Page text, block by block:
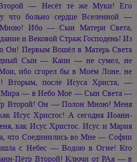
— Несёт те же Муки! Его
что больно сердце Вселенной —
Ибо — Сын Матери Света,
и Вековой Страж Господень! Из
Он! Первым Вошёл в Матерь Света
Сын — Каин — не сумел, не
ибо сгорел бы в Моём Лоне, не
Вторым, после Исуса Христа, —
Мира — в Небо Моё — Сын Света —
Второй! Он — Полон Мною! Меня
Исус Христос! А сегодня Иоанн-
как Исус Христос. Исус и Мария
что Соединились во Мне — Софии
с Небес — Водою в Огне! Кто
Пётр Второй! Ключи от РАя — в